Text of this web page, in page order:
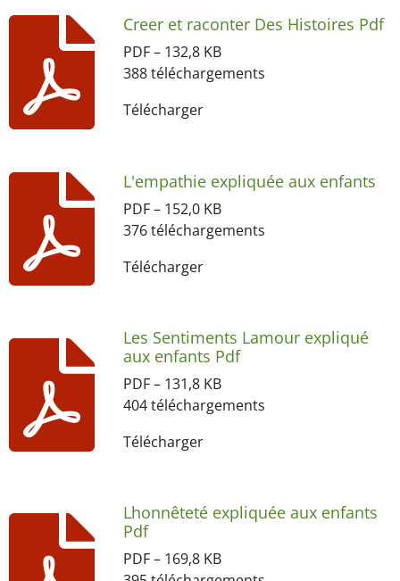
Creer et raconter Des Histoires Pdf
PDF – 132,8 KB
388 téléchargements
Télécharger
L'empathie expliquée aux enfants
PDF – 152,0 KB
376 téléchargements
Télécharger
Les Sentiments Lamour expliqué
aux enfants Pdf
PDF – 131,8 KB
404 téléchargements
Télécharger
Lhonnêteté expliquée aux enfants
Pdf
PDF – 169,8 KB